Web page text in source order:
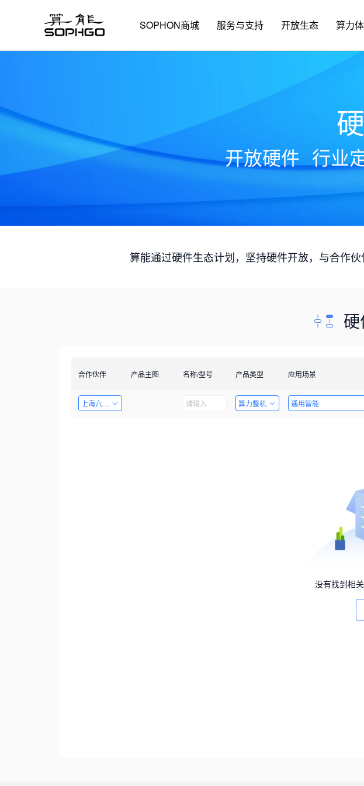
SOPHON商城 服务与支持 开放生态 算力
开放硬件 行业
算能通过硬件生态计划，坚持硬件开放，与合作
合作伙伴 产品主图 名称/型号 产品类型 应用场景
上海六梓科技有限公司 算力整机 通用智能
没有找到相